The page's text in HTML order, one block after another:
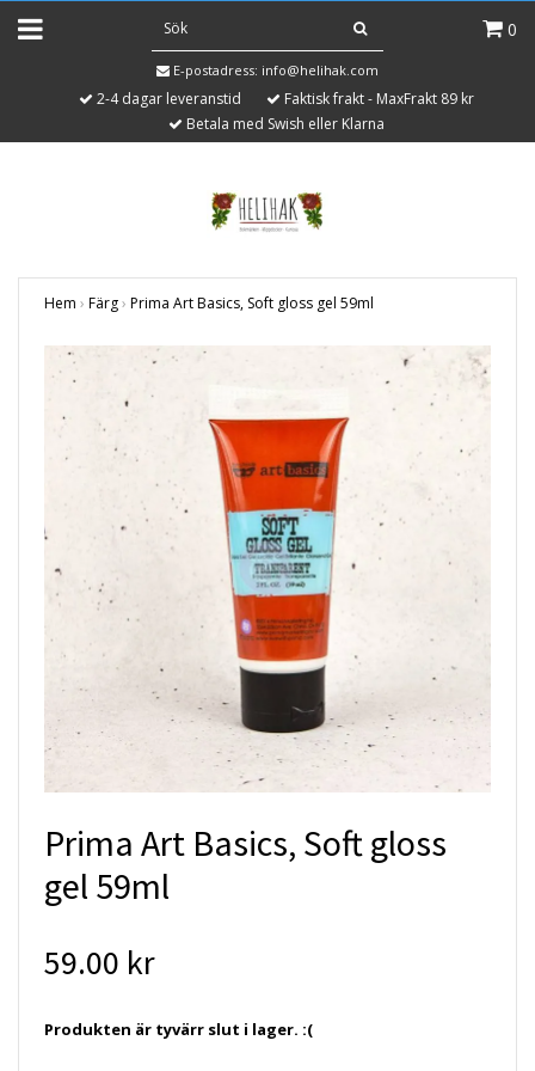
0
E-postadress: info@helihak.com
2-4 dagar leveranstid
Faktisk frakt - MaxFrakt 89 kr
Betala med Swish eller Klarna
Hem › Färg› Prima Art Basics, Soft gloss gel 59ml
Prima Art Basics, Soft gloss
gel 59ml
59.00 kr
Produkten är tyvärr slut i lager. :(